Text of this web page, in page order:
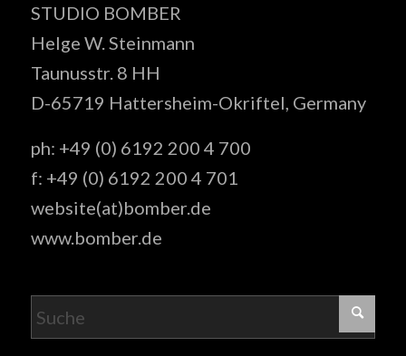
STUDIO BOMBER
Helge W. Steinmann
Taunusstr. 8 HH
D-65719 Hattersheim-Okriftel, Germany
ph: +49 (0) 6192 200 4 700
f: +49 (0) 6192 200 4 701
website(at)bomber.de
www.bomber.de